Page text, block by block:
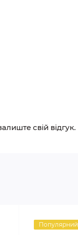
свій відгук.
Популярний